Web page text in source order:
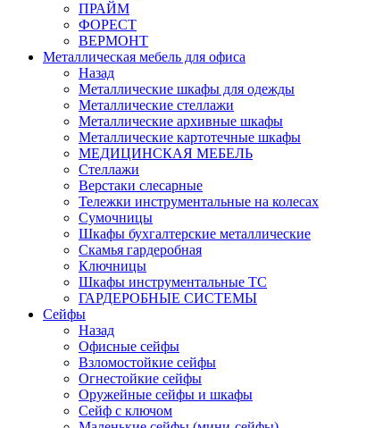
ПРАЙМ
ФОРЕСТ
ВЕРМОНТ
Металлическая мебель для офиса
Назад
Металлические шкафы для одежды
Металлические стеллажи
Металлические архивные шкафы
Металлические картотечные шкафы
МЕДИЦИНСКАЯ МЕБЕЛЬ
Стеллажи
Верстаки слесарные
Тележки инструментальные на колесах
Сумочницы
Шкафы бухгалтерские металлические
Скамья гардеробная
Ключницы
Шкафы инструментальные ТС
ГАРДЕРОБНЫЕ СИСТЕМЫ
Сейфы
Назад
Офисные сейфы
Взломостойкие сейфы
Огнестойкие сейфы
Оружейные сейфы и шкафы
Сейф с ключом